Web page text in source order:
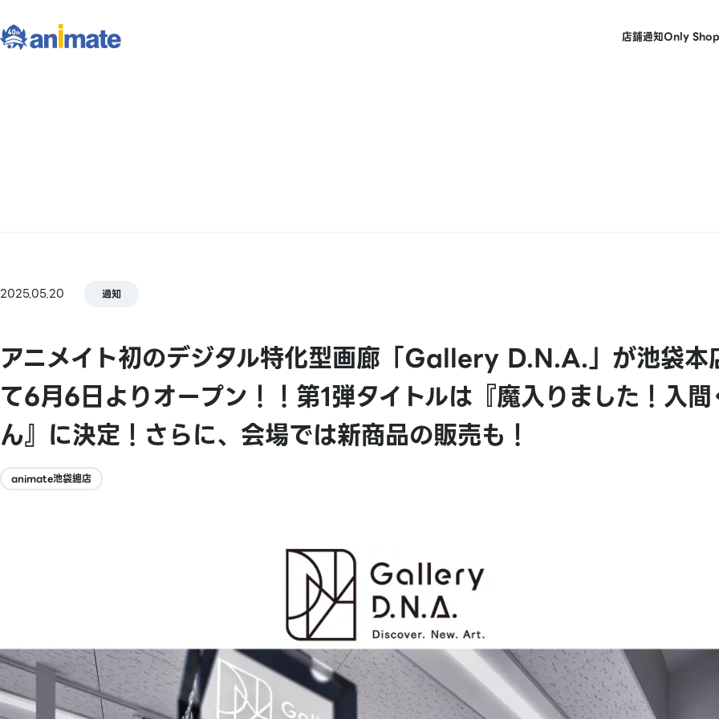
店鋪通知Only Shop
2025.05.20 通知
アニメイト初のデジタル特化型画廊「Gallery D.N.A.」が池袋本
て6月6日よりオープン！！第1弾タイトルは『魔入りました！入
ん』に決定！さらに、会場では新商品の販売も！
animate池袋總店